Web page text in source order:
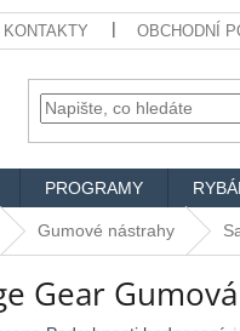
KONTAKTY OBCHODNÍ
PROGRAMY
Gumové nástrahy
Gear